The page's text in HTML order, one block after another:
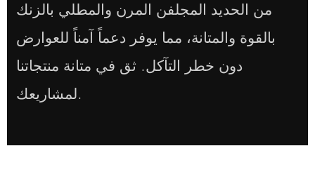
من الحديد المجلفن المرن والمطلي بالزنك
بالقوة والمتانة، مما يوفر دعماً آمناً للعوارض
دون خطر التآكل. ثق في متانة منتجاتنا
لمشاريعك.